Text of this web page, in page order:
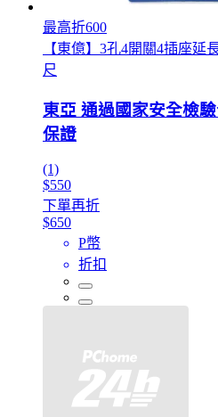
最高折600
【東億】3孔4開關4插座延
尺
東亞 通過國家安全檢
保證
(1)
$550
下單再折
$650
P幣
折扣